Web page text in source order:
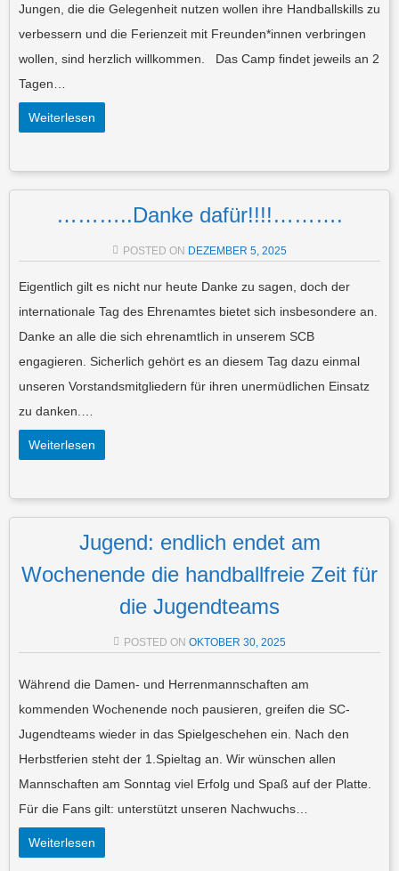
Jungen, die die Gelegenheit nutzen wollen ihre Handballskills zu
verbessern und die Ferienzeit mit Freunden*innen verbringen
wollen, sind herzlich willkommen. Das Camp findet jeweils an 2
Tagen…
Weiterlesen
………..Danke dafür!!!!……….
POSTED ON DEZEMBER 5, 2025
Eigentlich gilt es nicht nur heute Danke zu sagen, doch der
internationale Tag des Ehrenamtes bietet sich insbesondere an.
Danke an alle die sich ehrenamtlich in unserem SCB
engagieren. Sicherlich gehört es an diesem Tag dazu einmal
unseren Vorstandsmitgliedern für ihren unermüdlichen Einsatz
zu danken.…
Weiterlesen
Jugend: endlich endet am
Wochenende die handballfreie Zeit für
die Jugendteams
POSTED ON OKTOBER 30, 2025
Während die Damen- und Herrenmannschaften am
kommenden Wochenende noch pausieren, greifen die SC-
Jugendteams wieder in das Spielgeschehen ein. Nach den
Herbstferien steht der 1.Spieltag an. Wir wünschen allen
Mannschaften am Sonntag viel Erfolg und Spaß auf der Platte.
Für die Fans gilt: unterstützt unseren Nachwuchs…
Weiterlesen